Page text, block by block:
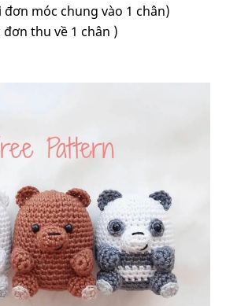
móc chung vào 1 chân)
thu về 1 chân )